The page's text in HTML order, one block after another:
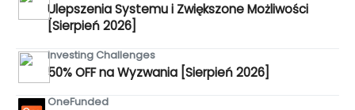
Ulepszenia Systemu i Zwiększone Możliwości
[Sierpień 2026]
Investing Challenges
50% OFF na Wyzwania [Sierpień 2026]
OneFunded